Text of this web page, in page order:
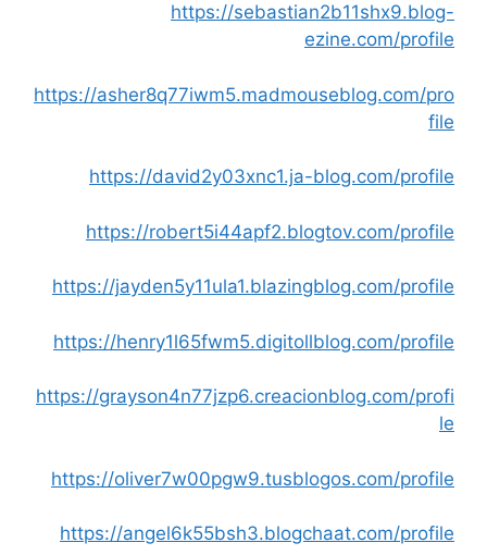
https://sebastian2b11shx9.blog-
ezine.com/profile
https://asher8q77iwm5.madmouseblog.com/pro
file
https://david2y03xnc1.ja-blog.com/profile
https://robert5i44apf2.blogtov.com/profile
https://jayden5y11ula1.blazingblog.com/profile
https://henry1l65fwm5.digitollblog.com/profile
https://grayson4n77jzp6.creacionblog.com/profi
le
https://oliver7w00pgw9.tusblogos.com/profile
https://angel6k55bsh3.blogchaat.com/profile